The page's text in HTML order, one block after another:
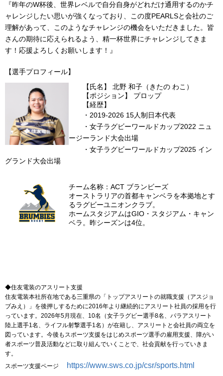
『昨年のW杯後、世界レベルで自分自身がどれだけ通用するのかチ
ャレンジしたい思いが強くなっており、この度PEARLSと会社のご
理解があって、このようなチャレンジの機会をいただきました。皆
さんの期待に応えられるよう、精一杯世界にチャレンジしてきま
す！応援よろしくお願いします！』
【選手プロフィール】
【氏名】 北野 和子（きたの わこ）
【ポジション】 プロップ
【経歴】
・2019-2026 15人制日本代表
・女子ラグビーワールドカップ2022 ニュ
ージーランド大会出場
・女子ラグビーワールドカップ2025 イン
グランド大会出場
チーム名称：ACT ブランビーズ
オーストラリアの首都キャンベラを本拠地とす
るラグビーユニオンクラブ。
ホームスタジアムはGIO・スタジアム・キャン
ベラ。昨シーズンは4位。
◆住友電装のアスリート支援
住友電装本社所在地である三重県の「トップアスリートの就職支援（アスジョ
ブみえ）」を後押しするために2016年より継続的にアスリート社員の採用を行
っています。2026年5月現在、10名（女子ラグビー選手8名、パラアスリート
陸上選手1名、ライフル射撃選手1名）が在籍し、アスリートと会社員の両立を
図っています。今後もスポーツ支援をはじめスポーツ選手の雇用支援、障がい
者スポーツ普及活動などに取り組んでいくことで、社会貢献を行っていきま
す。
スポーツ支援ページ
https://www.sws.co.jp/csr/sports.html